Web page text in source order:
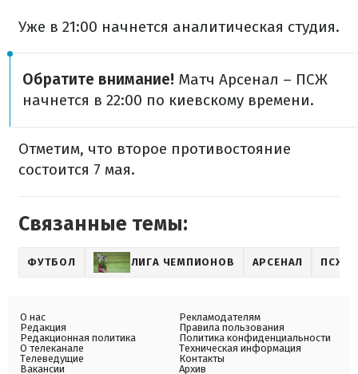
Уже в 21:00 начнется аналитическая студия.
Обратите внимание! Матч Арсенал – ПСЖ
начнется в 22:00 по киевскому времени.
Отметим, что второе противостояние
состоится 7 мая.
Связанные темы:
ФУТБОЛ ЛИГА ЧЕМПИОНОВ АРСЕНАЛ ПСЖ
О нас
Редакция
Редакционная политика
О телеканале
Телеведущие
Вакансии
Рекламодателям
Правила пользования
Политика конфиденциальности
Техническая информация
Контакты
Архив